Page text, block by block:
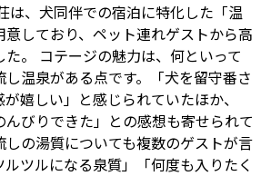
は、犬同伴での宿泊に特化した「温
しており、ペット連れゲストから高
。 コテージの魅力は、何といって
温泉がある点です。「犬を留守番さ
嬉しい」と感じられていたほか、
んびりできた」との感想も寄せられて
しの湯質についても複数のゲストが言
ツルになる泉質」「何度も入りたく